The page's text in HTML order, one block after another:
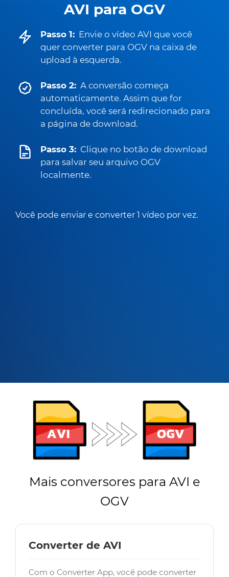
AVI para OGV
Passo 1: Envie o vídeo AVI que você
quer converter para OGV na caixa de
upload à esquerda.
Passo 2: A conversão começa
automaticamente. Assim que for
concluída, você será redirecionado para
a página de download.
Passo 3: Clique no botão de download
para salvar seu arquivo OGV
localmente.
Você pode enviar e converter 1 vídeo por vez.
Mais conversores para AVI e
OGV
Converter de AVI
Com o Converter App, você pode converter